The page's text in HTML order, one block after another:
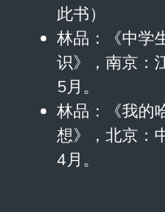
此书）
林品：《中学
识》，南京：
5月。
林品：《我的
想》，北京：
4月。